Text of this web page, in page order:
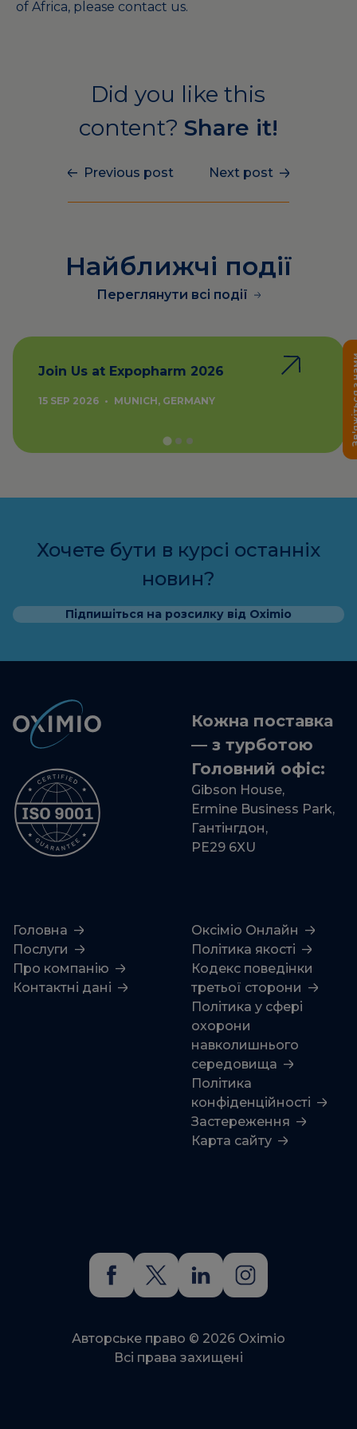
of Africa, please contact us.
Did you like this
content? Share it!
Previous post Next post
Найближчі події
Переглянути всі події
Join Us at Expopharm 2026
15 SEP 2026 • MUNICH, GERMANY
Хочете бути в курсі останніх
новин?
Підпишіться на розсилку від Oximio
Авторське право © 2026 Oximio
Всі права захищені
Кожна поставка
— з турботою
Головний офіс:
Gibson House,
Ermine Business Park,
Гантінгдон,
PE29 6XU
Головна
Послуги
Про компанію
Контактні дані
Оксіміо Онлайн
Політика якості
Кодекс поведінки
третьої сторони
Політика у сфері
охорони
навколишнього
середовища
Політика
конфіденційності
Застереження
Карта сайту